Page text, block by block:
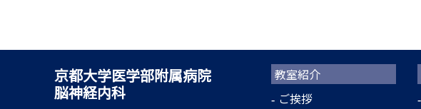
京都大学医学部附属病院
脳神経内科
教室紹介
ご挨拶